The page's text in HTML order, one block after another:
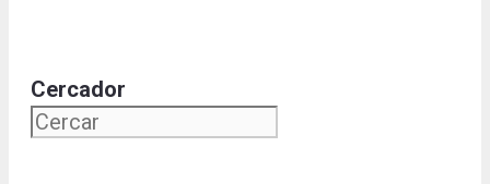
Cercador